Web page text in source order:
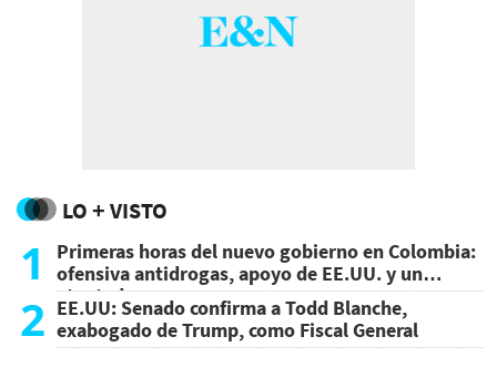
LO + VISTO
1
Primeras horas del nuevo gobierno en Colombia:
ofensiva antidrogas, apoyo de EE.UU. y un
atentado
2 EE.UU: Senado confirma a Todd Blanche,
exabogado de Trump, como Fiscal General